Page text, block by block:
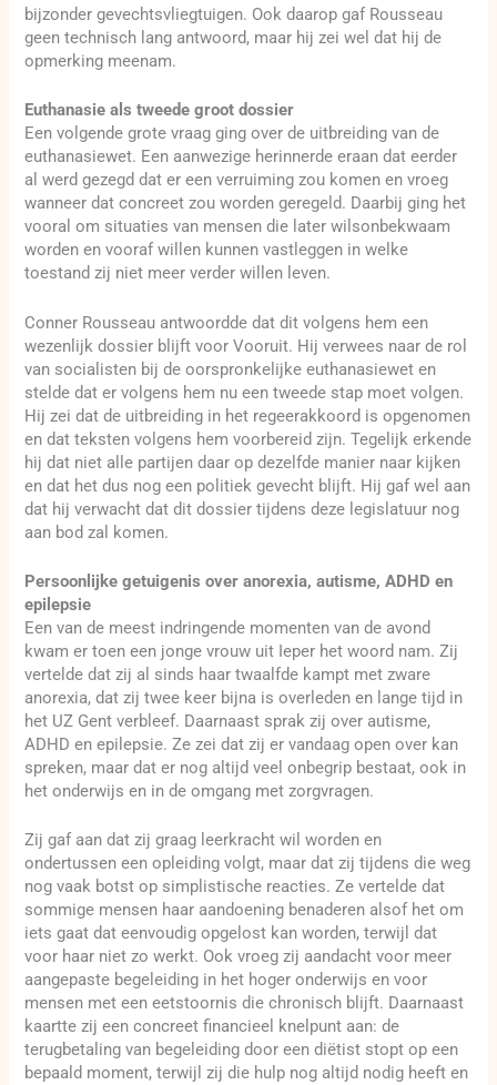
bijzonder gevechtsvliegtuigen. Ook daarop gaf Rousseau
geen technisch lang antwoord, maar hij zei wel dat hij de
opmerking meenam.
Euthanasie als tweede groot dossier
Een volgende grote vraag ging over de uitbreiding van de
euthanasiewet. Een aanwezige herinnerde eraan dat eerder
al werd gezegd dat er een verruiming zou komen en vroeg
wanneer dat concreet zou worden geregeld. Daarbij ging het
vooral om situaties van mensen die later wilsonbekwaam
worden en vooraf willen kunnen vastleggen in welke
toestand zij niet meer verder willen leven.
Conner Rousseau antwoordde dat dit volgens hem een
wezenlijk dossier blijft voor Vooruit. Hij verwees naar de rol
van socialisten bij de oorspronkelijke euthanasiewet en
stelde dat er volgens hem nu een tweede stap moet volgen.
Hij zei dat de uitbreiding in het regeerakkoord is opgenomen
en dat teksten volgens hem voorbereid zijn. Tegelijk erkende
hij dat niet alle partijen daar op dezelfde manier naar kijken
en dat het dus nog een politiek gevecht blijft. Hij gaf wel aan
dat hij verwacht dat dit dossier tijdens deze legislatuur nog
aan bod zal komen.
Persoonlijke getuigenis over anorexia, autisme, ADHD en
epilepsie
Een van de meest indringende momenten van de avond
kwam er toen een jonge vrouw uit Ieper het woord nam. Zij
vertelde dat zij al sinds haar twaalfde kampt met zware
anorexia, dat zij twee keer bijna is overleden en lange tijd in
het UZ Gent verbleef. Daarnaast sprak zij over autisme,
ADHD en epilepsie. Ze zei dat zij er vandaag open over kan
spreken, maar dat er nog altijd veel onbegrip bestaat, ook in
het onderwijs en in de omgang met zorgvragen.
Zij gaf aan dat zij graag leerkracht wil worden en
ondertussen een opleiding volgt, maar dat zij tijdens die weg
nog vaak botst op simplistische reacties. Ze vertelde dat
sommige mensen haar aandoening benaderen alsof het om
iets gaat dat eenvoudig opgelost kan worden, terwijl dat
voor haar niet zo werkt. Ook vroeg zij aandacht voor meer
aangepaste begeleiding in het hoger onderwijs en voor
mensen met een eetstoornis die chronisch blijft. Daarnaast
kaartte zij een concreet financieel knelpunt aan: de
terugbetaling van begeleiding door een diëtist stopt op een
bepaald moment, terwijl zij die hulp nog altijd nodig heeft en